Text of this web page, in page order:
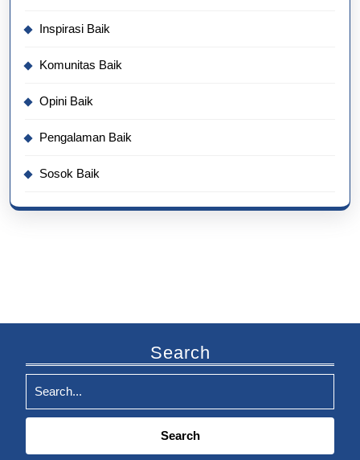
Inspirasi Baik
Komunitas Baik
Opini Baik
Pengalaman Baik
Sosok Baik
Search
Search